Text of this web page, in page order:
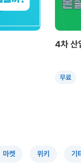
4차 산
무료
마켓 위키 기